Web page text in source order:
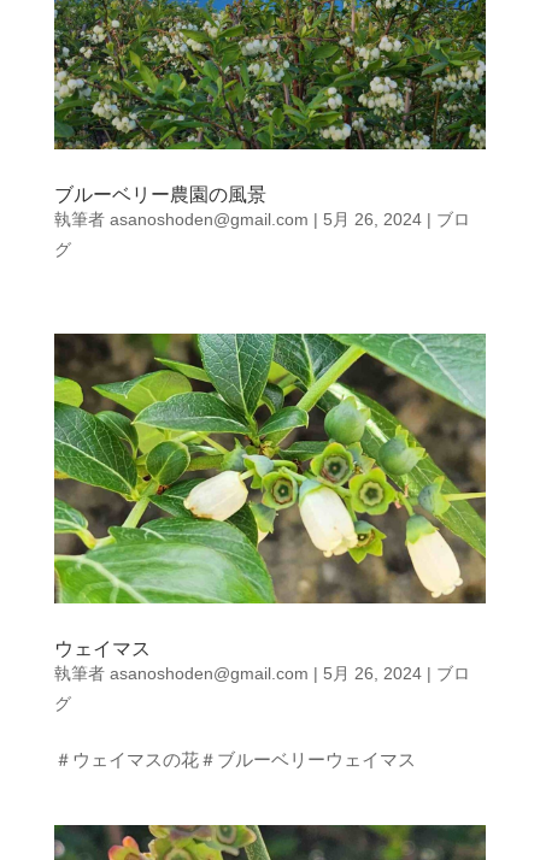
ブルーベリー農園の風景
執筆者 asanoshoden@gmail.com | 5月 26, 2024| ブロ
グ
ウェイマス
執筆者 asanoshoden@gmail.com | 5月 26, 2024| ブロ
グ
＃ウェイマスの花＃ブルーベリーウェイマス